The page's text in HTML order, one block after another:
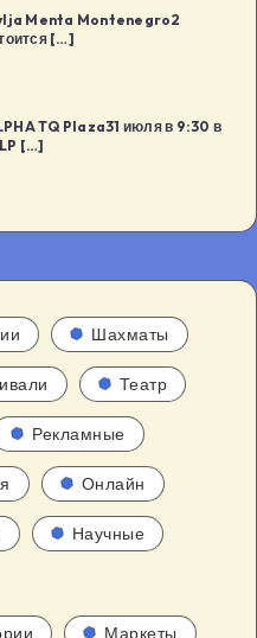
Menta Montenegro2
[…]
TQ Plaza31 июля в 9:30 в
[…]
Шахматы
Театр
Рекламные
Онлайн
Научные
Маркеты